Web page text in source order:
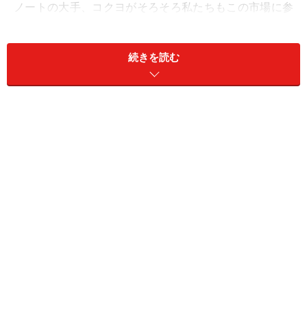
ノートの大手、コクヨがそろそろ私たちもこの市場に参
丁ノート＜RECORD BOOK Century Edition＞」だ。
続きを読む